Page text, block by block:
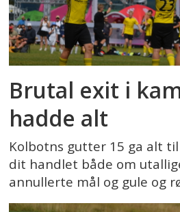
Brutal exit i
hadde alt
Kolbotns gutter 15 ga alt
dit handlet både om
annullerte mål og gule og